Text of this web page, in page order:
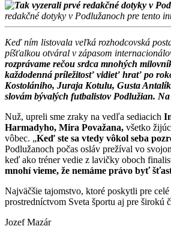
redakčné dotyky v Podlužanoch pre tento
Keď ním listovala veľká rozhodcovská
píšťalkou otváral v zápasom
rozprávame rečou srdca mnohých
každodenná príležitosť vidieť hrať po
Kostolániho, Juraja Kotulu, Gusta
slovám bývalých futbalistov Podlužian.
Nuž, upreli sme zraky na vedľa sediacich
Harmadyho, Mira Považana, všetko
vôbec. „Keď ste sa vtedy vôkol seba
Podlužanoch počas osláv prežíval vo
keď ako tréner vedie z lavičky oboch
mnohí vieme, že nemáme právo byť
Najväčšie tajomstvo, ktoré poskytli pre
prostredníctvom Sveta športu aj pre širokú
Jozef Mazár